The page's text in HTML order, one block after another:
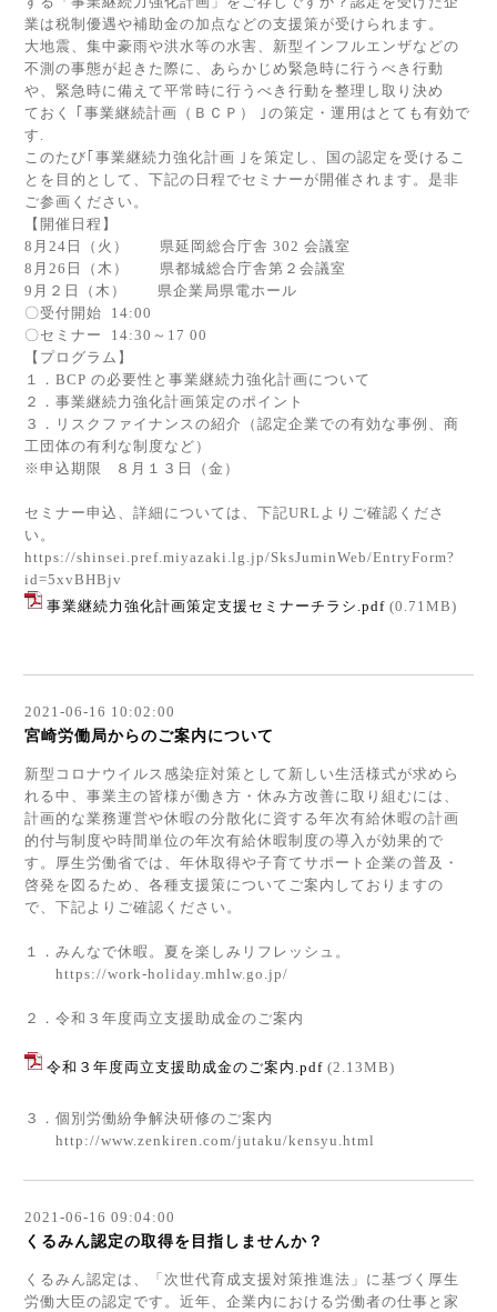
業は税制優遇や補助金の加点などの支援策が受けられます。
大地震、集中豪雨や洪水等の水害、新型インフルエンザなどの
不測の事態が起きた際に、あらかじめ緊急時に行うべき行動
や、緊急時に備えて平常時に行うべき行動を整理し取り決め
ておく ｢事業継続計画（ＢＣＰ） ｣の策定・運用はとても有効で
す.
このたび｢事業継続力強化計画 ｣を策定し、国の認定を受けるこ
とを目的として、下記の日程でセミナーが開催されます。是非
ご参画ください。
【開催日程】
8月24日（火） 県延岡総合庁舎 302 会議室
8月26日（木） 県都城総合庁舎第２会議室
9月２日（木） 県企業局県電ホール
〇受付開始 14:00
〇セミナー 14:30～17 00
【プログラム】
１．BCP の必要性と事業継続力強化計画について
２．事業継続力強化計画策定のポイント
３．リスクファイナンスの紹介（認定企業での有効な事例、商
工団体の有利な制度など）
※申込期限 ８月１３日（金）
セミナー申込、詳細については、下記URLよりご確認くださ
い。
https://shinsei.pref.miyazaki.lg.jp/SksJuminWeb/EntryForm?
id=5xvBHBjv
事業継続力強化計画策定支援セミナーチラシ.pdf (0.71MB)
2021-06-16 10:02:00
宮崎労働局からのご案内について
新型コロナウイルス感染症対策として新しい生活様式が求めら
れる中、事業主の皆様が働き方・休み方改善に取り組むには、
計画的な業務運営や休暇の分散化に資する年次有給休暇の計画
的付与制度や時間単位の年次有給休暇制度の導入が効果的で
す。厚生労働省では、年休取得や子育てサポート企業の普及・
啓発を図るため、各種支援策についてご案内しておりますの
で、下記よりご確認ください。
１．みんなで休暇。夏を楽しみリフレッシュ。
https://work-holiday.mhlw.go.jp/
２．令和３年度両立支援助成金のご案内
令和３年度両立支援助成金のご案内.pdf (2.13MB)
３．個別労働紛争解決研修のご案内
http://www.zenkiren.com/jutaku/kensyu.html
2021-06-16 09:04:00
くるみん認定の取得を目指しませんか？
くるみん認定は、「次世代育成支援対策推進法」に基づく厚生
労働大臣の認定です。近年、企業内における労働者の仕事と家